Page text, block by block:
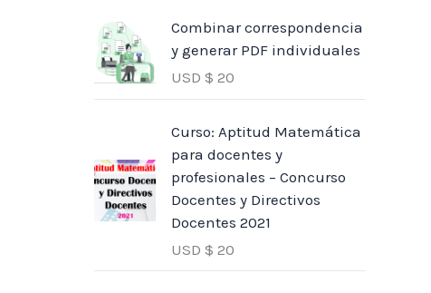
Combinar correspondencia
y generar PDF individuales
USD $ 20
Curso: Aptitud Matemática
para docentes y
profesionales – Concurso
Docentes y Directivos
Docentes 2021
USD $ 20